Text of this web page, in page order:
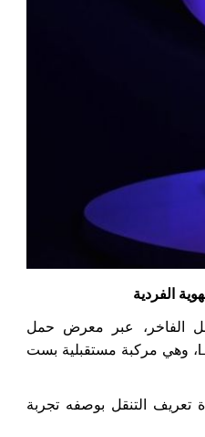
الفردية
الفاخر، عبر معرض حمل
، وهي مركبة مستقبلية بست
تعريف التنقل بوصفه تجربة